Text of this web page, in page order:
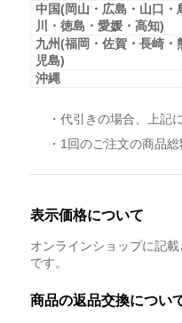
中国(岡山・広島・山口
川・徳島・愛媛・高知)
九州(福岡・佐賀・長崎
児島)
沖縄
・代引きの場合、上記
・1回のご注文の商品
表示価格について
オンラインショップに記
です。
商品の返品交換につい